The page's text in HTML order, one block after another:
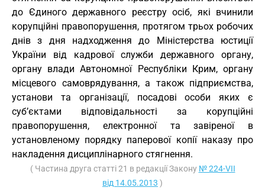
до Єдиного державного реєстру осіб, які вчинили
корупційні правопорушення, протягом трьох робочих
днів з дня надходження до Міністерства юстиції
України від кадрової служби державного органу,
органу влади Автономної Республіки Крим, органу
місцевого самоврядування, а також підприємства,
установи та організації, посадові особи яких є
суб’єктами відповідальності за корупційні
правопорушення, електронної та завіреної в
установленому порядку паперової копії наказу про
накладення дисциплінарного стягнення.
( Частина друга статті 21 в редакції Закону № 224-VII
від 14.05.2013 )